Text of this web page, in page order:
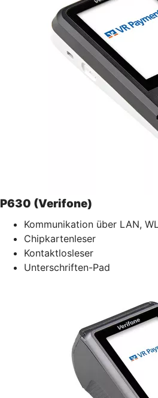
P630 (Verifone)
Kommunikation über LAN,
Chipkartenleser
Kontaktlosleser
Unterschriften-Pad